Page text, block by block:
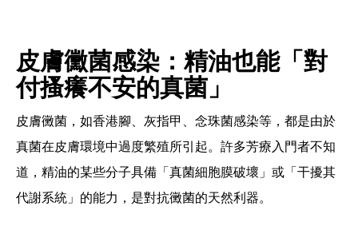
皮膚黴菌感染：精油也能「對
付搔癢不安的真菌」
皮膚黴菌，如香港腳、灰指甲、念珠菌感染等，都是由於
真菌在皮膚環境中過度繁殖所引起。許多芳療入門者不知
道，精油的某些分子具備「真菌細胞膜破壞」或「干擾其
代謝系統」的能力，是對抗黴菌的天然利器。